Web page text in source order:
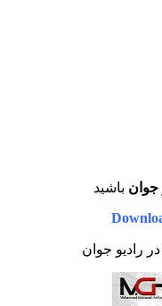
جوان باشید
در رادیو جوان